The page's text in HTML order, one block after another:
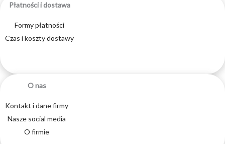
Płatności i dostawa
Formy płatności
Czas i koszty dostawy
O nas
Kontakt i dane firmy
Nasze social media
O firmie